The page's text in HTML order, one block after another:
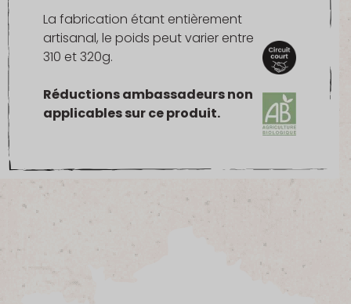
La fabrication étant entièrement
artisanal, le poids peut varier entre
310 et 320g.
Réductions ambassadeurs non
applicables sur ce produit.